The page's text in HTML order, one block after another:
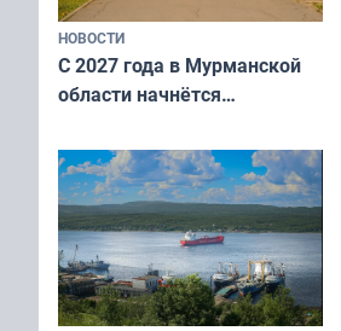
НОВОСТИ
С 2027 года в Мурманской
области начнётся
подростков от ВПЧ